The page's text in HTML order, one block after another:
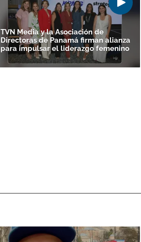
TVN Media y la Asociación de
Directoras de Panamá firman alianza
para impulsar el liderazgo femenino